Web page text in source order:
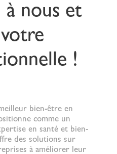
à nous et
!
bien-être en
comme un
en santé et bien-
des solutions sur
à améliorer leur